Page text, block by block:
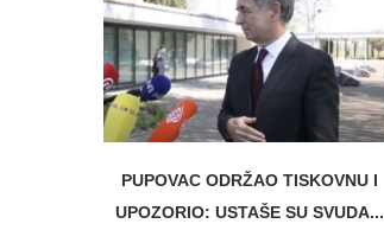
PUPOVAC ODRŽAO TISKOVNU I
UPOZORIO: USTAŠE SU SVUDA...